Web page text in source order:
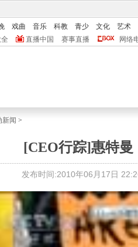
戏曲 音乐 科教 青少 文化
艺术
直播中国 赛事直播 网络
新闻 >
[CEO行踪]惠特曼
发布时间:2010年06月17日